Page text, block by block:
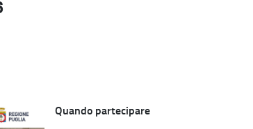
Quando partecipare